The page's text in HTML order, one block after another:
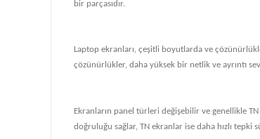
bir parçasıdır.
Laptop ekranları, çeşitli boyutlarda ve
çözünürlükler, daha yüksek bir netlik ve ayrıntı
Ekranların panel türleri değişebilir ve genellikle
doğruluğu sağlar, TN ekranlar ise daha hızlı tepki